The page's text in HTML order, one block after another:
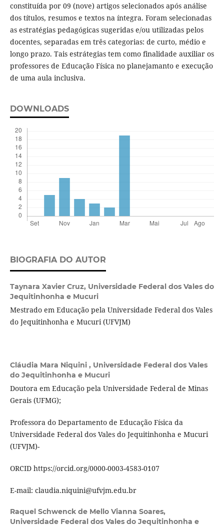
constituída por 09 (nove) artigos selecionados após análise
dos títulos, resumos e textos na íntegra. Foram selecionadas
as estratégias pedagógicas sugeridas e/ou utilizadas pelos
docentes, separadas em três categorias: de curto, médio e
longo prazo. Tais estrátegias tem como finalidade auxiliar os
professores de Educação Física no planejamanto e execução
de uma aula inclusiva.
DOWNLOADS
BIOGRAFIA DO AUTOR
Taynara Xavier Cruz, Universidade Federal dos Vales do
Jequitinhonha e Mucuri
Mestrado em Educação pela Universidade Federal dos Vales
do Jequitinhonha e Mucuri (UFVJM)
Cláudia Mara Niquini , Universidade Federal dos Vales
do Jequitinhonha e Mucuri
Doutora em Educação pela Universidade Federal de Minas
Gerais (UFMG);
Professora do Departamento de Educação Física da
Universidade Federal dos Vales do Jequitinhonha e Mucuri
(UFVJM)-
ORCID https://orcid.org/0000-0003-4583-0107
E-mail: claudia.niquini@ufvjm.edu.br
Raquel Schwenck de Mello Vianna Soares,
Universidade Federal dos Vales do Jequitinhonha e